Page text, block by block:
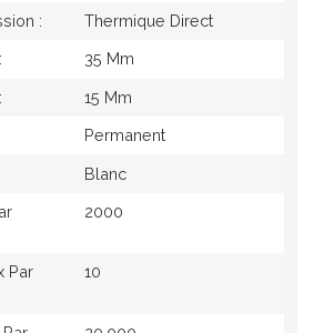
: Thermique Direct
35 Mm
15 Mm
Permanent
Blanc
2000
Par
10